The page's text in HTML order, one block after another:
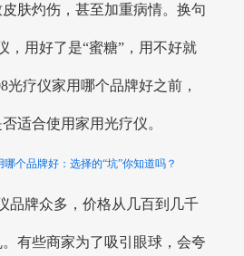
肤灼伤，甚至加重病情。换句
，用好了是“蜜糖”，用不好就
光疗仪家用哪个品牌好之前，
适合使用家用光疗仪。
个品牌好：选择的“坑”你知道吗？
品牌众多，价格从几百到几千
有些商家为了吸引眼球，会夸